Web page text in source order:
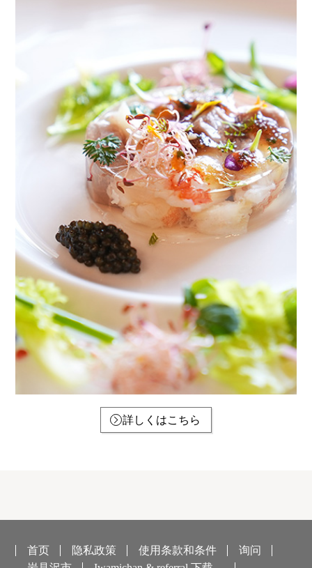
詳しくはこちら
首页 隐私政策 使用条款和条件
询问